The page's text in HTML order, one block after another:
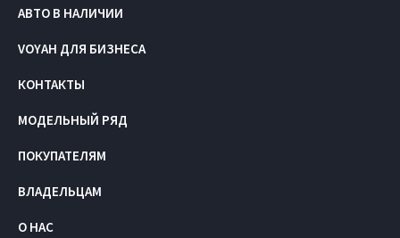
АВТО В НАЛИЧИИ
VOYAH ДЛЯ БИЗНЕСА
КОНТАКТЫ
МОДЕЛЬНЫЙ РЯД
ПОКУПАТЕЛЯМ
ВЛАДЕЛЬЦАМ
О НАС